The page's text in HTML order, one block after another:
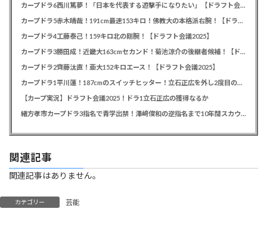
カープドラ6西川篤夢！「日本を代表する遊撃手になりたい」【ドラフト会議2025】
カープドラ5赤木晴哉！191cm最速153キロ！佛教大の本格派右腕！【ドラフト会議2025】
カープドラ4工藤泰己！159キロ北の剛腕！【ドラフト会議2025】
カープドラ3勝田成！近畿大163cmセカンド！菊池涼介の後継者候補！【ドラフト会議2025】
カープドラ2齊藤汰直！亜大152キロエース！【ドラフト会議2025】
カープドラ1平川蓮！187cmのスイッチヒッター！立石正広を外し2度目の重複も新井監督がクジを引き当てる！【ドラフト会議2025】
【カープ実況】ドラフト会議2025！ドラ1立石正広の獲得なるか
緒方孝市カープドラ3指名で青学出禁！澤﨑俊和の逆指名まで10年間スカウト出禁
関連記事
関連記事はありません。
カテゴリー 芸能